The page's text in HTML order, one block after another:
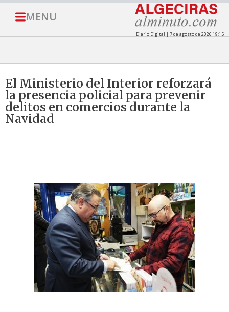
MENU
Diario Digital | 7 de agosto de 2026 19:15
El Ministerio del Interior reforzará
la presencia policial para prevenir
delitos en comercios durante la
Navidad